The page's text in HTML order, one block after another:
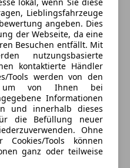
Lieblingsfahrzeuge
angeben. Dies
der Webseite, da eine
Besuchen entfällt. Mit
nutzungsbasierte
kontaktierte Händler
Tools werden von den
um von Ihnen bei
Informationen
und innerhalb dieses
die Befüllung neuer
Ohne
Tools können
ganz oder teilweise